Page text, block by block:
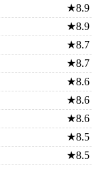
★8.9
★8.9
★8.7
★8.7
★8.6
★8.6
★8.6
★8.5
★8.5